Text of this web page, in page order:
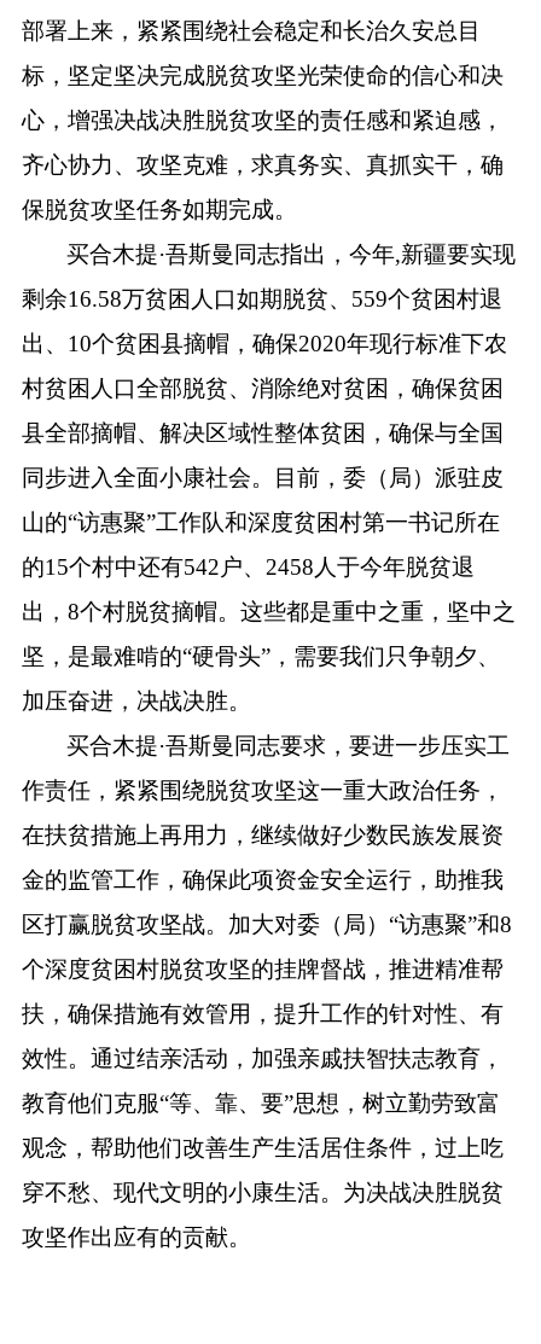
部署上来，紧紧围绕社会稳定和长治久安总目
标，坚定坚决完成脱贫攻坚光荣使命的信心和决
心，增强决战决胜脱贫攻坚的责任感和紧迫感，
齐心协力、攻坚克难，求真务实、真抓实干，确
保脱贫攻坚任务如期完成。
买合木提·吾斯曼同志指出，今年,新疆要实现
剩余16.58万贫困人口如期脱贫、559个贫困村退
出、10个贫困县摘帽，确保2020年现行标准下农
村贫困人口全部脱贫、消除绝对贫困，确保贫困
县全部摘帽、解决区域性整体贫困，确保与全国
同步进入全面小康社会。目前，委（局）派驻皮
山的“访惠聚”工作队和深度贫困村第一书记所在
的15个村中还有542户、2458人于今年脱贫退
出，8个村脱贫摘帽。这些都是重中之重，坚中之
坚，是最难啃的“硬骨头”，需要我们只争朝夕、
加压奋进，决战决胜。
买合木提·吾斯曼同志要求，要进一步压实工
作责任，紧紧围绕脱贫攻坚这一重大政治任务，
在扶贫措施上再用力，继续做好少数民族发展资
金的监管工作，确保此项资金安全运行，助推我
区打赢脱贫攻坚战。加大对委（局）“访惠聚”和8
个深度贫困村脱贫攻坚的挂牌督战，推进精准帮
扶，确保措施有效管用，提升工作的针对性、有
效性。通过结亲活动，加强亲戚扶智扶志教育，
教育他们克服“等、靠、要”思想，树立勤劳致富
观念，帮助他们改善生产生活居住条件，过上吃
穿不愁、现代文明的小康生活。为决战决胜脱贫
攻坚作出应有的贡献。